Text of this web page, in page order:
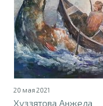
20 мая 2021
Хуззятова Анжела